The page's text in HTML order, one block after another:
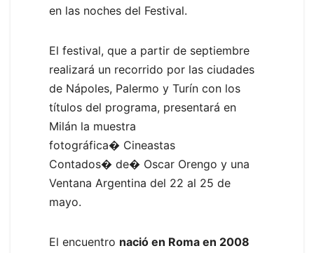
en las noches del Festival.
El festival, que a partir de septiembre
realizará un recorrido por las ciudades
de Nápoles, Palermo y Turín con los
títulos del programa, presentará en
Milán la muestra
fotográfica� Cineastas
Contados� de� Oscar Orengo y una
Ventana Argentina del 22 al 25 de
mayo.
El encuentro nació en Roma en 2008